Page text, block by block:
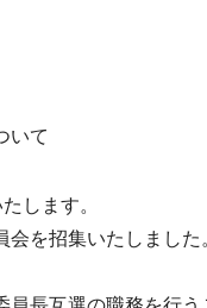
いて
します。
を招集いたしました